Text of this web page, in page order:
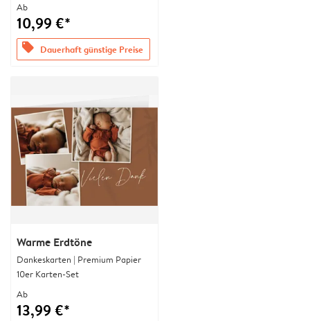
Ab
10,99 €*
offers Dauerhaft günstige Preise
Warme Erdtöne
Dankeskarten | Premium Papier
10er Karten-Set
Ab
13,99 €*